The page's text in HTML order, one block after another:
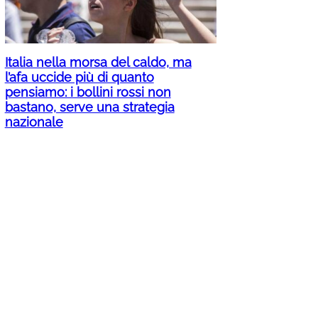
Italia nella morsa del caldo, ma
l’afa uccide più di quanto
pensiamo: i bollini rossi non
bastano, serve una strategia
nazionale